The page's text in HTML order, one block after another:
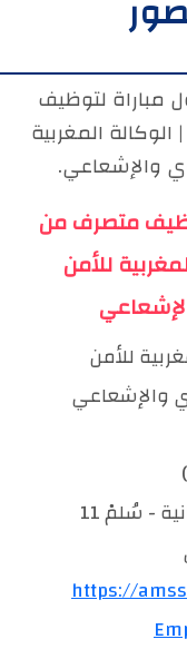
مباراة لتوظيف
الدرجة الثانية - سلم 11 | الوكالة المغربية
والإشعاعي.
متصرف من
المغربية للأمن
للأمن
والإشعاعي
- سُلمْ 11
https://